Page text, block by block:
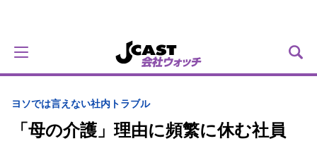
ヨソでは言えない社内トラブル
「母の介護」理由に頻繁に休む社員